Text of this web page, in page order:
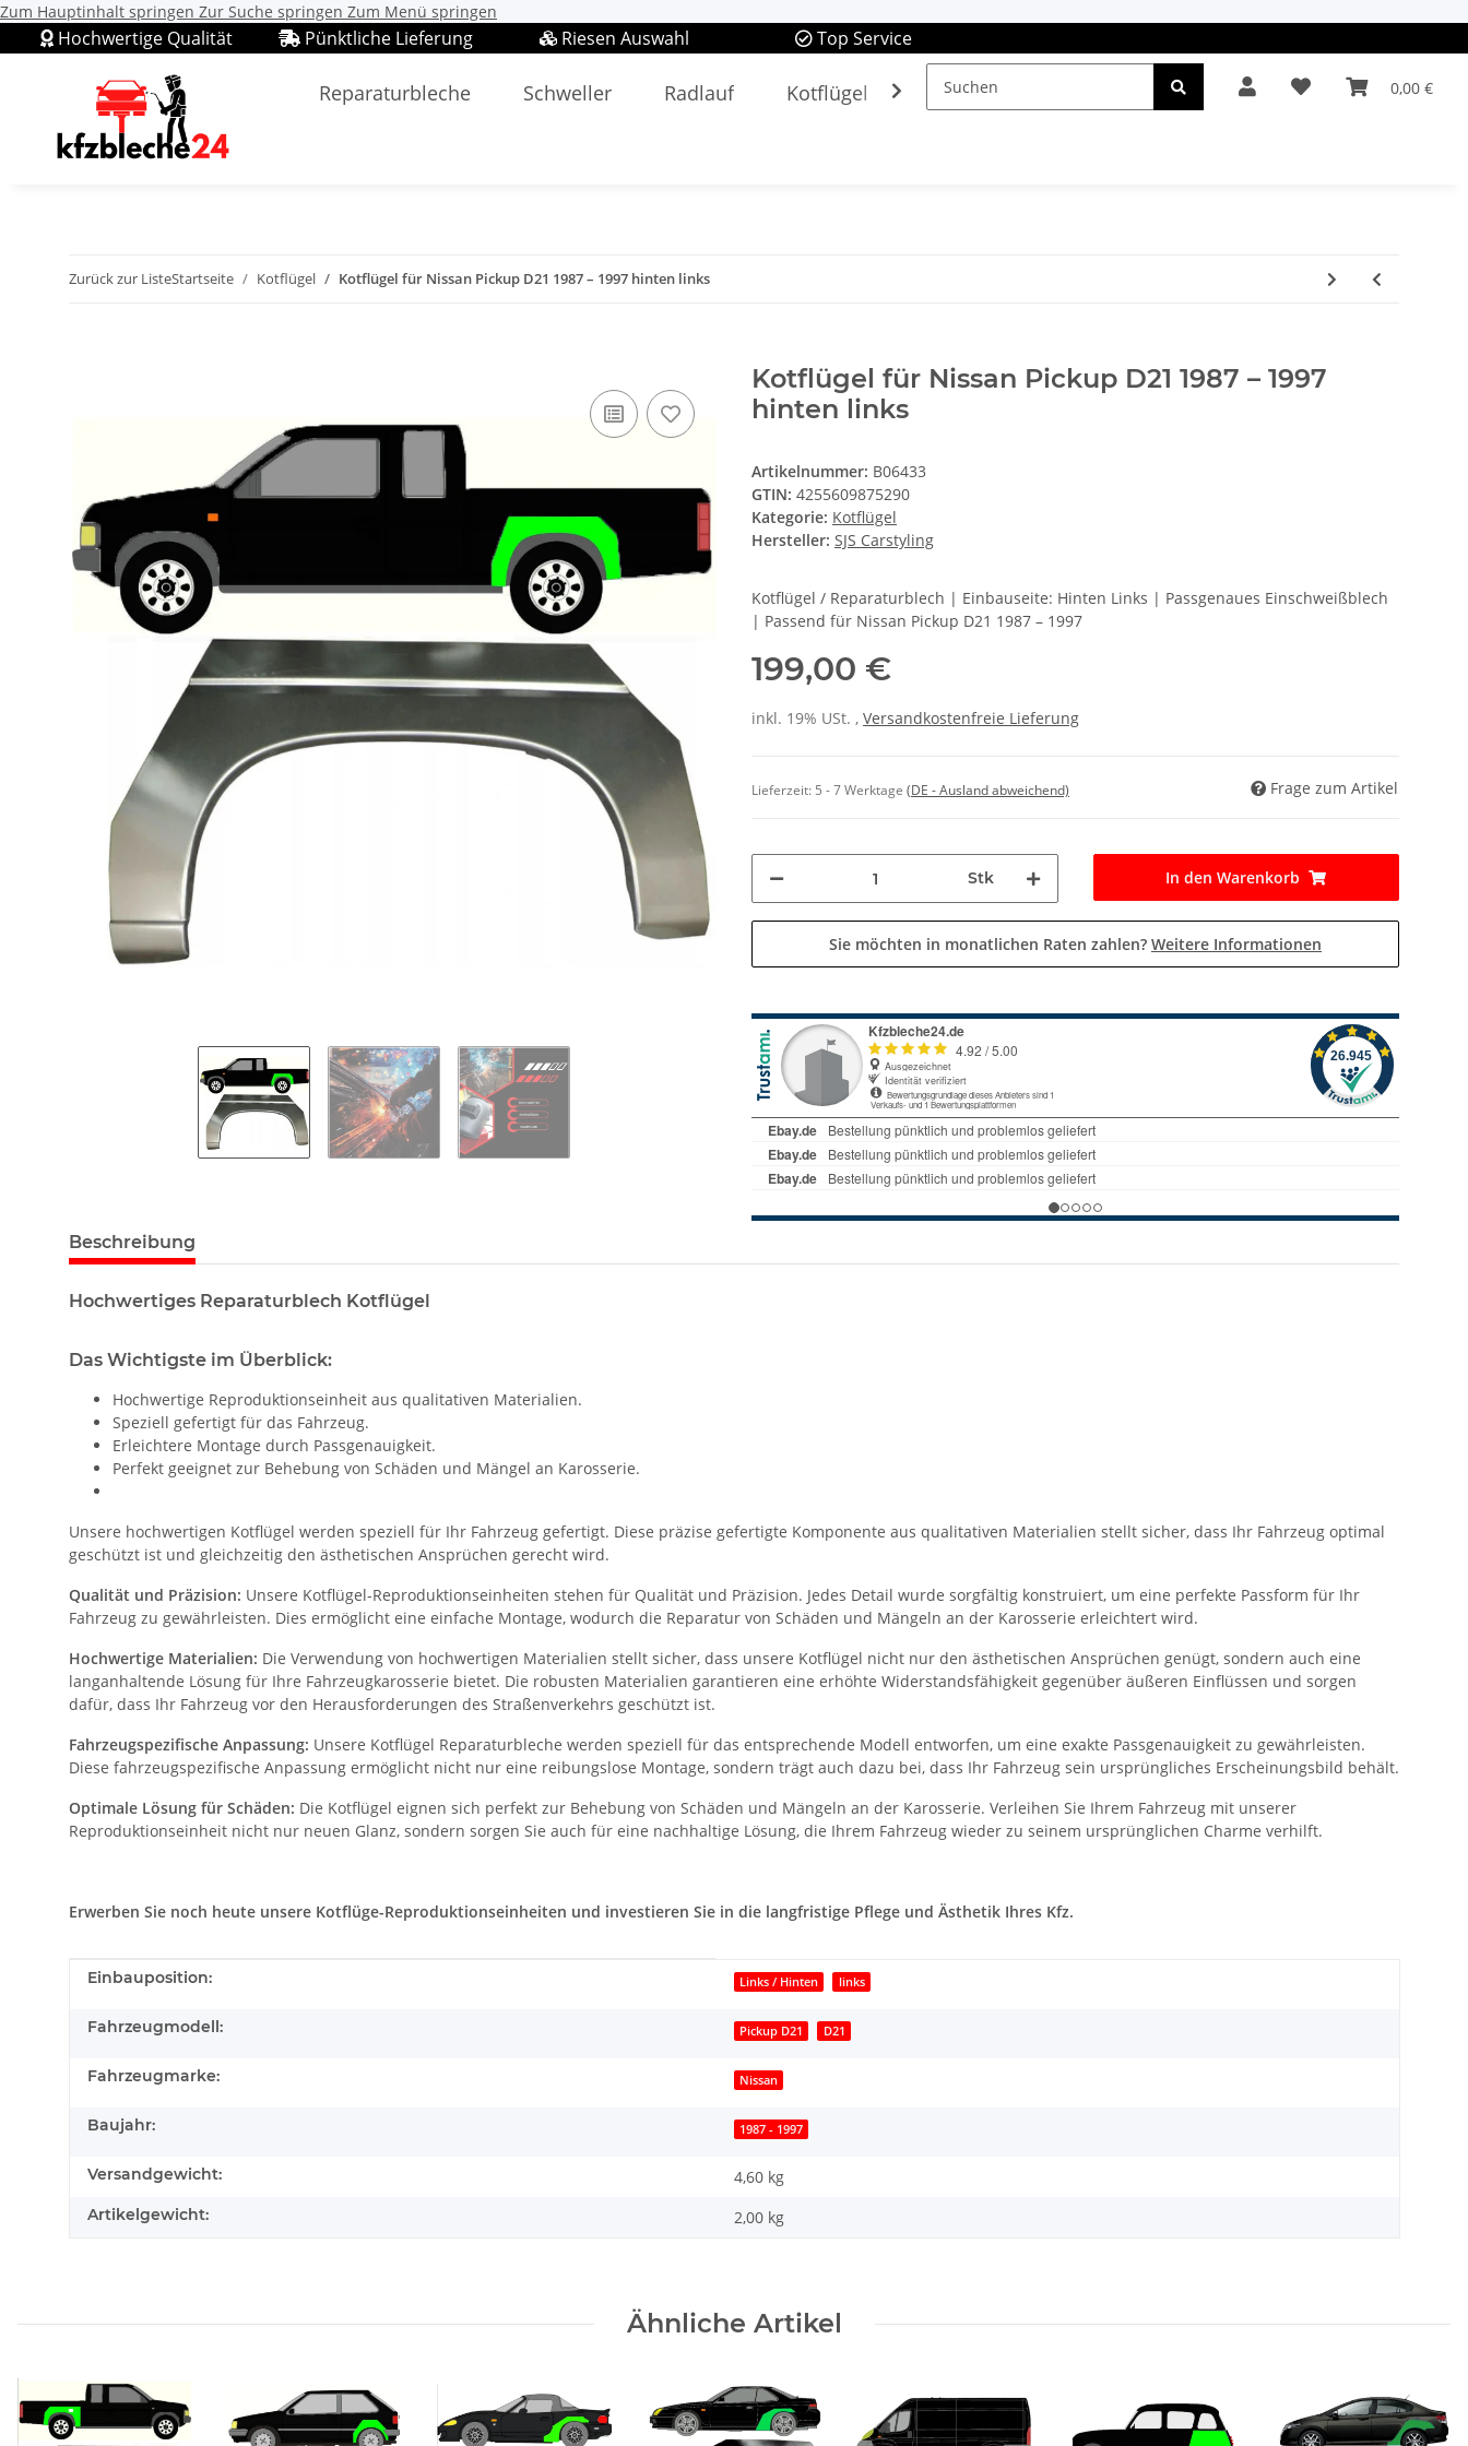
Zum Hauptinhalt springen Zur Suche springen Zum Menü springen
Top Service
Riesen Auswahl
Pünktliche Lieferung
Hochwertige Qualität
0,00 €
Reparaturbleche Schweller Radlauf Kotflügel Spiegel & Leuchten Autopflege Oldtimerteile
Zurück zur ListeStartseite Kotflügel Kotflügel für Nissan Pickup D21 1987 – 1997 hinten links
Kotflügel für Nissan Pickup D21 1987 – 1997
hinten links
Artikelnummer: B06433
GTIN: 4255609875290
Kategorie: Kotflügel
Hersteller: SJS Carstyling
Kotflügel / Reparaturblech | Einbauseite: Hinten Links | Passgenaues Einschweißblech
| Passend für Nissan Pickup D21 1987 – 1997
199,00 €
inkl. 19% USt. , Versandkostenfreie Lieferung
Lieferzeit: 5 - 7 Werktage (DE - Ausland abweichend) Frage zum Artikel
Stk In den Warenkorb
Sie möchten in monatlichen Raten zahlen? Weitere Informationen
Beschreibung
Hochwertiges Reparaturblech Kotflügel
Das Wichtigste im Überblick:
Hochwertige Reproduktionseinheit aus qualitativen Materialien.
Speziell gefertigt für das Fahrzeug.
Erleichtere Montage durch Passgenauigkeit.
Perfekt geeignet zur Behebung von Schäden und Mängel an Karosserie.
Unsere hochwertigen Kotflügel werden speziell für Ihr Fahrzeug gefertigt. Diese präzise gefertigte Komponente aus qualitativen Materialien stellt sicher, dass Ihr Fahrzeug optimal
geschützt ist und gleichzeitig den ästhetischen Ansprüchen gerecht wird.
Qualität und Präzision: Unsere Kotflügel-Reproduktionseinheiten stehen für Qualität und Präzision. Jedes Detail wurde sorgfältig konstruiert, um eine perfekte Passform für Ihr
Fahrzeug zu gewährleisten. Dies ermöglicht eine einfache Montage, wodurch die Reparatur von Schäden und Mängeln an der Karosserie erleichtert wird.
Hochwertige Materialien: Die Verwendung von hochwertigen Materialien stellt sicher, dass unsere Kotflügel nicht nur den ästhetischen Ansprüchen genügt, sondern auch eine
langanhaltende Lösung für Ihre Fahrzeugkarosserie bietet. Die robusten Materialien garantieren eine erhöhte Widerstandsfähigkeit gegenüber äußeren Einflüssen und sorgen
dafür, dass Ihr Fahrzeug vor den Herausforderungen des Straßenverkehrs geschützt ist.
Fahrzeugspezifische Anpassung: Unsere Kotflügel Reparaturbleche werden speziell für das entsprechende Modell entworfen, um eine exakte Passgenauigkeit zu gewährleisten.
Diese fahrzeugspezifische Anpassung ermöglicht nicht nur eine reibungslose Montage, sondern trägt auch dazu bei, dass Ihr Fahrzeug sein ursprüngliches Erscheinungsbild behält.
Optimale Lösung für Schäden: Die Kotflügel eignen sich perfekt zur Behebung von Schäden und Mängeln an der Karosserie. Verleihen Sie Ihrem Fahrzeug mit unserer
Reproduktionseinheit nicht nur neuen Glanz, sondern sorgen Sie auch für eine nachhaltige Lösung, die Ihrem Fahrzeug wieder zu seinem ursprünglichen Charme verhilft.
Erwerben Sie noch heute unsere Kotflüge-Reproduktionseinheiten und investieren Sie in die langfristige Pflege und Ästhetik Ihres Kfz.
Produkteigenschaft
Wert
Einbauposition: Links / Hinten links
Fahrzeugmodell: Pickup D21 D21
Fahrzeugmarke: Nissan
Baujahr: 1987 - 1997
Versandgewicht: 4,60 kg
Artikelgewicht: 2,00 kg
Ähnliche Artikel